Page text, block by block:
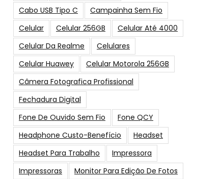
Cabo USB Tipo C
Campainha Sem Fio
Celular
Celular 256GB
Celular Até 4000
Celular Da Realme
Celulares
Celular Huawey
Celular Motorola 256GB
Câmera Fotografica Profissional
Fechadura Digital
Fone De Ouvido Sem Fio
Fone QCY
Headphone Custo-Benefício
Headset
Headset Para Trabalho
Impressora
Impressoras
Monitor Para Edição De Fotos